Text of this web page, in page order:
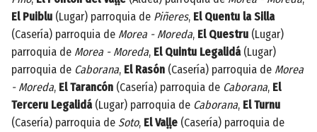
El Puiblu (Lugar) parroquia de Piñeres, El Quentu la Silla
(Casería) parroquia de Morea - Moreda, El Questru (Lugar)
parroquia de Morea - Moreda, El Quintu Legalidá(Lugar)
parroquia de Caborana, El Rasón (Casería) parroquia de Morea
- Moreda, El Tarancón (Casería) parroquia de Caborana, El
Terceru Legalidá(Lugar) parroquia de Caborana, El Turnu
(Casería) parroquia de Soto, El Vaḷḷe (Casería) parroquia de